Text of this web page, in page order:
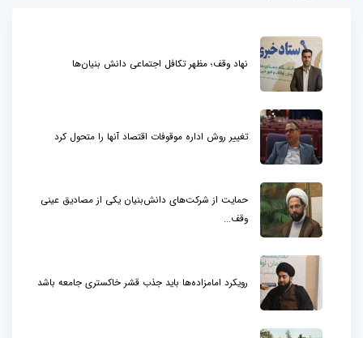
نهاد وقف؛ مظهر تکافل اجتماعی دانش بنیان‌ها
تغییر روش اداره موقوفات اقتصاد آنها را متحول کرد
حمایت از شرکت‌های دانش‌بنیان یکی از مصادیق عینی
وقف...
رویکرد امامزاده‌ها باید جذب قشر خاکستری جامعه باشد